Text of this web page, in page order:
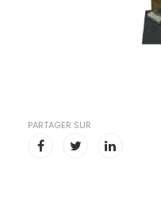
PARTAGER SUR